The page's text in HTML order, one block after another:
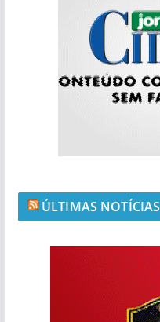
ÚLTIMAS NOTÍCIAS